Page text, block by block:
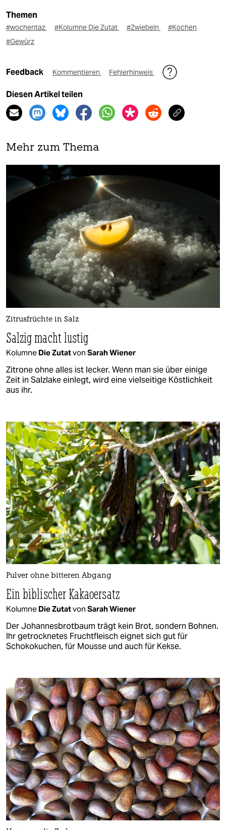
Themen
#wochentaz #Kolumne Die Zutat #Zwiebeln
#Kochen
#Gewürz
Feedback Kommentieren Fehlerhinweis
Diesen Artikel teilen
Mehr zum Thema
Zitrusfrüchte in Salz
Salzig macht lustig
Kolumne Die Zutatvon Sarah Wiener
Zitrone ohne alles ist lecker. Wenn man sie über einige
Zeit in Salzlake einlegt, wird eine vielseitige Köstlichkeit
aus ihr.
Pulver ohne bitteren Abgang
Ein biblischer Kakaoersatz
Kolumne Die Zutatvon Sarah Wiener
Der Johannesbrotbaum trägt kein Brot, sondern Bohnen.
Ihr getrocknetes Fruchtfleisch eignet sich gut für
Schokokuchen, für Mousse und auch für Kekse.